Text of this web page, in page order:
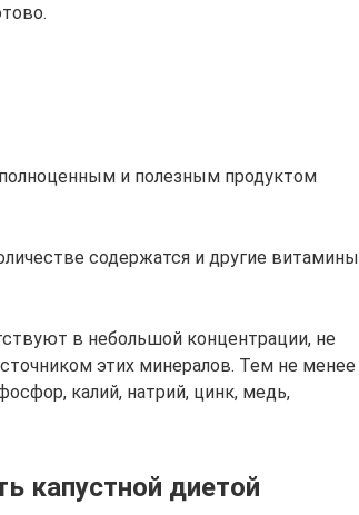
и полезным продуктом
содержатся и другие витамины
в небольшой концентрации, не
этих минералов. Тем не менее
калий, натрий, цинк, медь,
капустной диетой